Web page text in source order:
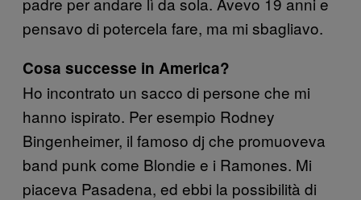
pensavo di potercela fare, ma mi sbagliavo.
Cosa successe in America?
Ho incontrato un sacco di persone che mi
hanno ispirato. Per esempio Rodney
Bingenheimer, il famoso dj che promuoveva
band punk come Blondie e i Ramones. Mi
piaceva Pasadena, ed ebbi la possibilità di